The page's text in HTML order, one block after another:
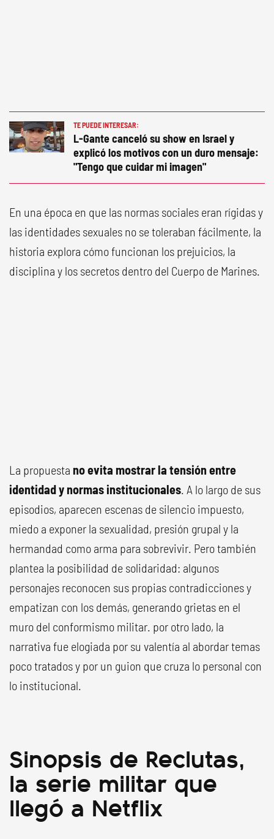
TE PUEDE INTERESAR:
L-Gante canceló su show en Israel y
explicó los motivos con un duro mensaje:
"Tengo que cuidar mi imagen"
En una época en que las normas sociales eran rígidas y
las identidades sexuales no se toleraban fácilmente, la
historia explora cómo funcionan los prejuicios, la
disciplina y los secretos dentro del Cuerpo de Marines.
La propuesta no evita mostrar la tensión entre
identidad y normas institucionales. A lo largo de sus
episodios, aparecen escenas de silencio impuesto,
miedo a exponer la sexualidad, presión grupal y la
hermandad como arma para sobrevivir. Pero también
plantea la posibilidad de solidaridad: algunos
personajes reconocen sus propias contradicciones y
empatizan con los demás, generando grietas en el
muro del conformismo militar. por otro lado, la
narrativa fue elogiada por su valentía al abordar temas
poco tratados y por un guion que cruza lo personal con
lo institucional.
Sinopsis de Reclutas,
la serie militar que
llegó a Netflix